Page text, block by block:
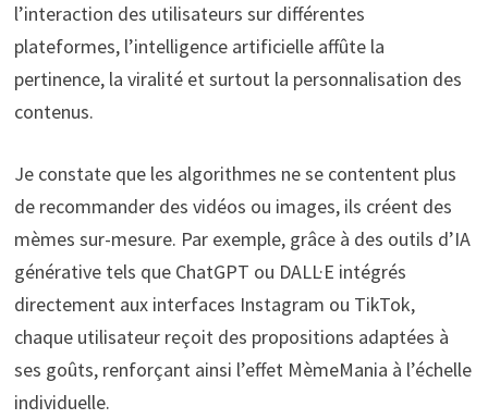
l’interaction des utilisateurs sur différentes
plateformes, l’intelligence artificielle affûte la
pertinence, la viralité et surtout la personnalisation des
contenus.
Je constate que les algorithmes ne se contentent plus
de recommander des vidéos ou images, ils créent des
mèmes sur-mesure. Par exemple, grâce à des outils d’IA
générative tels que ChatGPT ou DALL·E intégrés
directement aux interfaces Instagram ou TikTok,
chaque utilisateur reçoit des propositions adaptées à
ses goûts, renforçant ainsi l’effet MèmeMania à l’échelle
individuelle.